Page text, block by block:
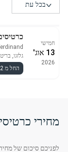
חמישי
13 אוג'
2026
גלזגו,
החל מ $72
מחירי
לפניכם סיכום של